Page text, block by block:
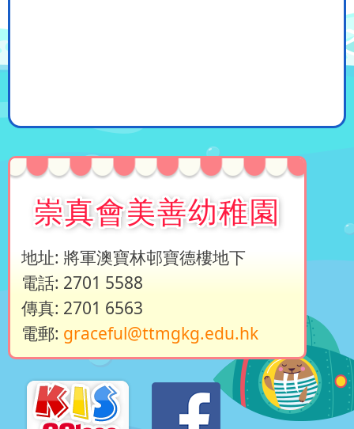
崇真會美善幼稚園
地址: 將軍澳寶林邨寶德樓地下
電話: 2701 5588
傳真: 2701 6563
電郵: graceful@ttmgkg.edu.hk